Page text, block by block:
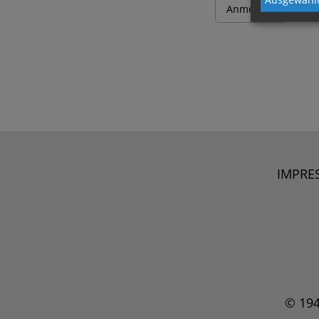
©